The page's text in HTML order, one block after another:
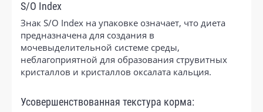
S/O Index
Знак S/O Index на упаковке означает, что диета
предназначена для создания в
мочевыделительной системе среды,
неблагоприятной для образования струвитных
кристаллов и кристаллов оксалата кальция.
Усовершенствованная текстура корма: